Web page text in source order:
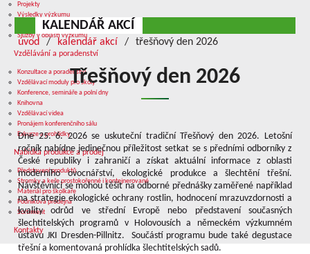
Projekty
Výsledky výzkumu
Přístrojové vybavení laboratoří
Služby v oblasti výzkumu
Vzdělávání a poradenství
Konzultace a poradenství
Vzdělávací moduly pro školy
Konference, semináře a polní dny
Knihovna
Vzdělávací videa
Pronájem konferenčního sálu
Exkurze a prohlídky
Nabídka produkce a prodej
Představení produktů
Stromky a keře prostokořenné i kontejnerované
Materiál pro školkaře
Podniková prodejna
Sortiment
Kontakty
KALENDÁŘ AKCÍ
úvod kalendář akcí třešňový den 2026
Třešňový den 2026
Dne 25. 6. 2026 se uskuteční tradiční Třešňový den 2026. Letošní
ročník nabídne jedinečnou příležitost setkat se s předními odborníky z
České republiky i zahraničí a získat aktuální informace z oblasti
moderního ovocnářství, ekologické produkce a šlechtění třešní.
Návštěvníci se mohou těšit na odborné přednášky zaměřené například
na strategie ekologické ochrany rostlin, hodnocení mrazuvzdornosti a
kvality odrůd ve střední Evropě nebo představení současných
šlechtitelských programů v Holovousích a německém výzkumném
ústavu JKI Dresden-Pillnitz. Součástí programu bude také degustace
třešní a komentovaná prohlídka šlechtitelských sadů.